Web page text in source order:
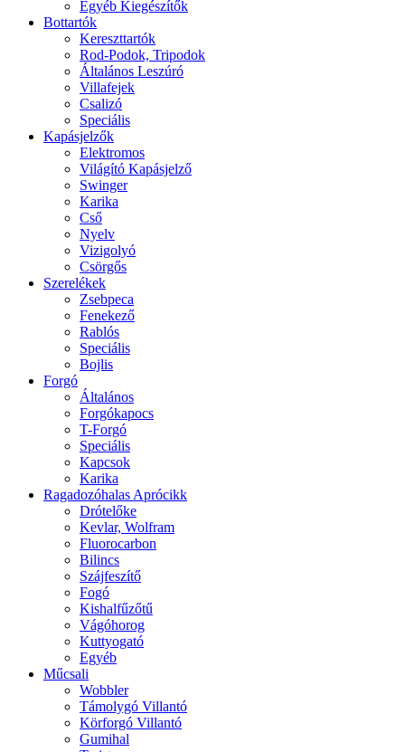
Egyéb Kiegészítők
Bottartók
Kereszttartók
Rod-Podok, Tripodok
Általános Leszúró
Villafejek
Csalizó
Speciális
Kapásjelzők
Elektromos
Világító Kapásjelző
Swinger
Karika
Cső
Nyelv
Vizigolyó
Csörgős
Szerelékek
Zsebpeca
Fenekező
Rablós
Speciális
Bojlis
Forgó
Általános
Forgókapocs
T-Forgó
Speciális
Kapcsok
Karika
Ragadozóhalas Aprócikk
Drótelőke
Kevlar, Wolfram
Fluorocarbon
Bilincs
Szájfeszítő
Fogó
Kishalfűzőtű
Vágóhorog
Kuttyogató
Egyéb
Műcsali
Wobbler
Támolygó Villantó
Körforgó Villantó
Gumihal